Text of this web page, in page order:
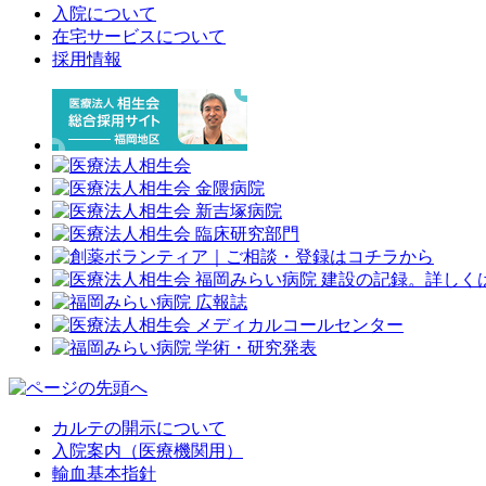
入院について
在宅サービスについて
採用情報
カルテの開示について
入院案内（医療機関用）
輸血基本指針